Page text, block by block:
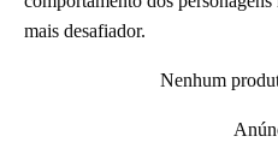
mais desafiador.
Nenhum